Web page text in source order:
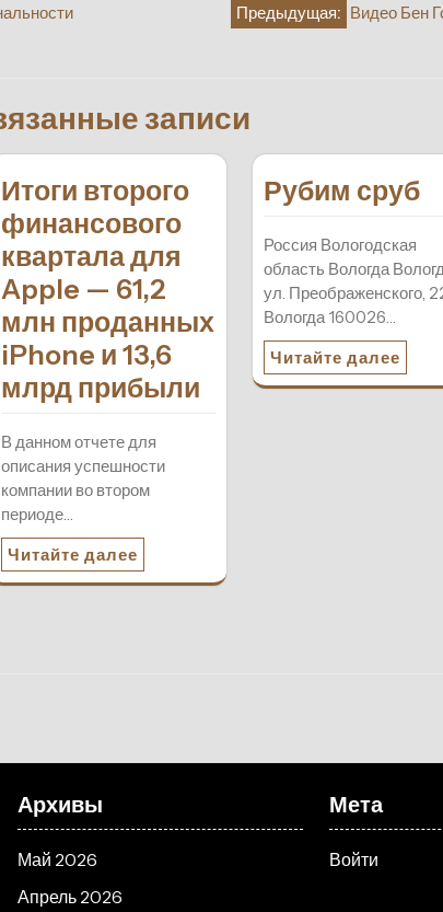
Предыдущая: Видео Бен
записи
Итоги второго
финансового
квартала для
Apple — 61,2
млн проданных
iPhone и 13,6
млрд прибыли
В данном отчете для
описания успешности
компании во втором
периоде…
Читайте далее
Рубим сруб
Россия Вологодская
область Вологда
ул. Преображенского,
Вологда 160026…
Читайте далее
Архивы
Май 2026
Апрель 2026
Мета
Войти